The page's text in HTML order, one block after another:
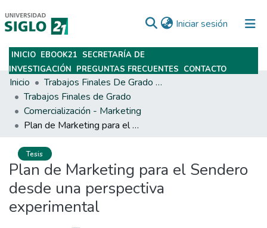
Iniciar sesión (current)
Subir
INICIO EBOOK21 SECRETARÍA DE
INVESTIGACIÓN PREGUNTAS FRECUENTES CONTACTO
Inicio
Trabajos Finales De Grado Y Posgrado
Trabajos Finales de Grado
Comercialización - Marketing
Plan de Marketing para el Sendero desde una perspectiva experimental
Tesis
Plan de Marketing para el Sendero
desde una perspectiva
experimental